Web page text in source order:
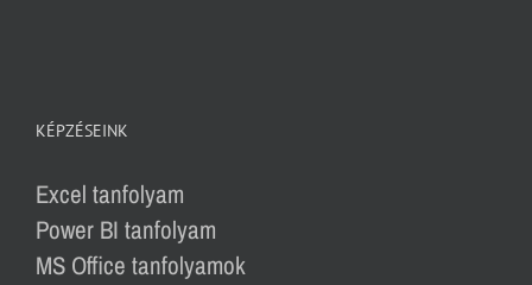
KÉPZÉSEINK
Excel tanfolyam
Power BI tanfolyam
MS Office tanfolyamok